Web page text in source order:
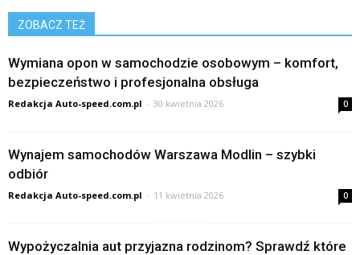
ZOBACZ TEŻ
Wymiana opon w samochodzie osobowym – komfort,
bezpieczeństwo i profesjonalna obsługa
Redakcja Auto-speed.com.pl - 30 kwietnia 2026 0
Wynajem samochodów Warszawa Modlin – szybki
odbiór
Redakcja Auto-speed.com.pl - 11 kwietnia 2026 0
Wypożyczalnia aut przyjazna rodzinom? Sprawdź które